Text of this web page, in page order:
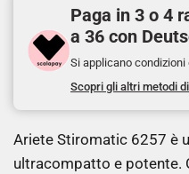
Paga in 3 o 4
a 36 con
Si applicano condizioni
Scopri gli altri metodi
Ariete Stiromatic 6257 è
ultracompatto e potente.